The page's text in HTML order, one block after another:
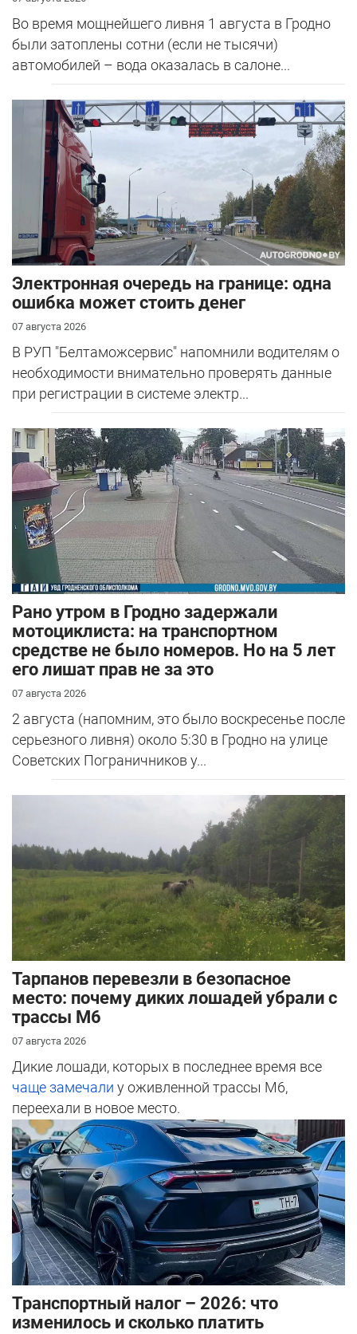
Во время мощнейшего ливня 1 августа в Гродно
были затоплены сотни (если не тысячи)
автомобилей – вода оказалась в салоне...
Электронная очередь на границе: одна
ошибка может стоить денег
07 августа 2026
В РУП "Белтаможсервис" напомнили водителям о
необходимости внимательно проверять данные
при регистрации в системе электр...
Рано утром в Гродно задержали
мотоциклиста: на транспортном
средстве не было номеров. Но на 5 лет
его лишат прав не за это
07 августа 2026
2 августа (напомним, это было воскресенье после
серьезного ливня) около 5:30 в Гродно на улице
Советских Пограничников у...
Тарпанов перевезли в безопасное
место: почему диких лошадей убрали с
трассы М6
07 августа 2026
Дикие лошади, которых в последнее время все
чаще замечали у оживленной трассы М6,
переехали в новое место.
Транспортный налог – 2026: что
изменилось и сколько платить